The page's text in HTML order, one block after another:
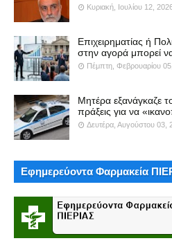
Κυριακή, Ιουλίου 12,
Επιχειρηματίας ή
στην αγορά μπορεί
Πέμπτη, Φεβρουαρίου
Μητέρα εξανάγκαζε
πράξεις για να
Δευτέρα, Αυγούστου 03,
Εφημερεύοντα Φαρμακεία